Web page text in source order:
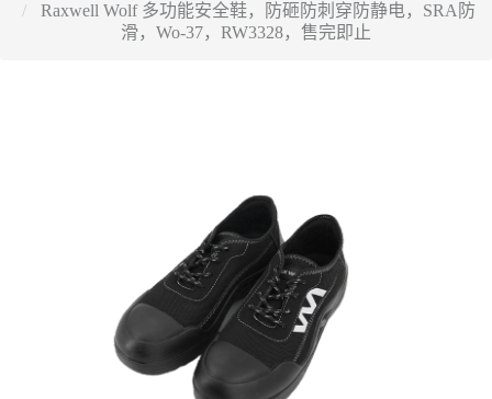
Raxwell Wolf 多功能安全鞋，防砸防刺穿防静电，SRA防
滑，Wo-37，RW3328，售完即止